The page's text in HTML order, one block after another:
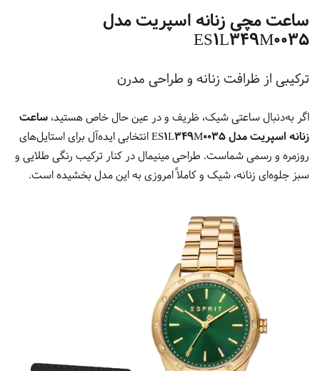
ساعت مچی زنانه اسپریت مدل
ES1L349M0035
ترکیبی از ظرافت زنانه و طراحی مدرن
اگر به‌دنبال ساعتی شیک، ظریف و در عین حال خاص هستید، ساعت
زنانه اسپریت مدل ES1L349M0035
انتخابی ایده‌آل برای استایل‌های
روزمره و رسمی شماست. طراحی مینیمال در کنار ترکیب رنگی طلایی و
سبز جلوه‌ای زنانه، شیک و کاملاً امروزی به این مدل بخشیده است.